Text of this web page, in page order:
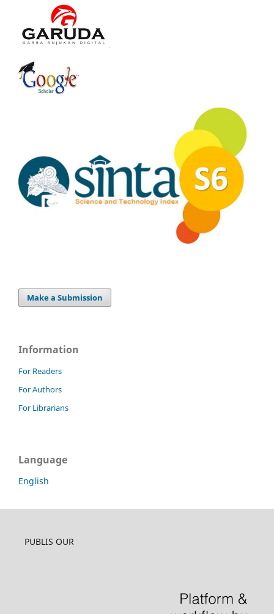
Make a Submission
Information
For Readers
For Authors
For Librarians
Language
English
PUBLIS OUR